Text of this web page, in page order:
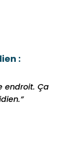
:
endroit. Ça